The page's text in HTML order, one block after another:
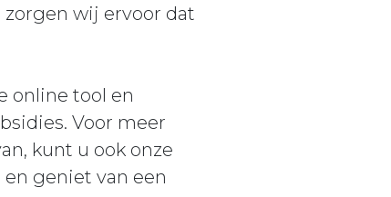
zorgen wij ervoor dat
online tool en
Voor meer
kunt u ook onze
geniet van een